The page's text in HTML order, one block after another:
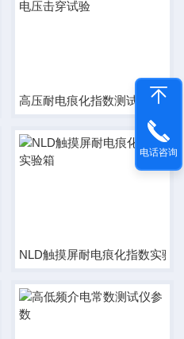
击穿试验
高压耐电痕化指数测试仪 电压
压击穿试验
NLD触摸屏耐电痕化指数实验
电话咨询